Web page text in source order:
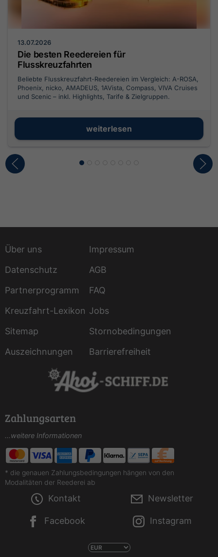
13.07.2026
Die besten Reedereien für
Flusskreuzfahrten
Beliebte Flusskreuzfahrt-Reedereien im Vergleich: A-ROSA,
Phoenix, nicko, AMADEUS, 1AVista, Compass, VIVA Cruises
und Scenic – inkl. Highlights, Tarife & Zielgruppen.
weiterlesen
Über uns
Impressum
Datenschutz
AGB
Partnerprogramm
FAQ
Kreuzfahrt-Lexikon Jobs
Sitemap
Stornobedingungen
Auszeichnungen
Barrierefreiheit
Zahlungsarten
...weitere Informationen
* die genauen Zahlungsbedingungen hängen von den
Modalitäten der Reederei ab
Kontakt Newsletter
Facebook Instagram